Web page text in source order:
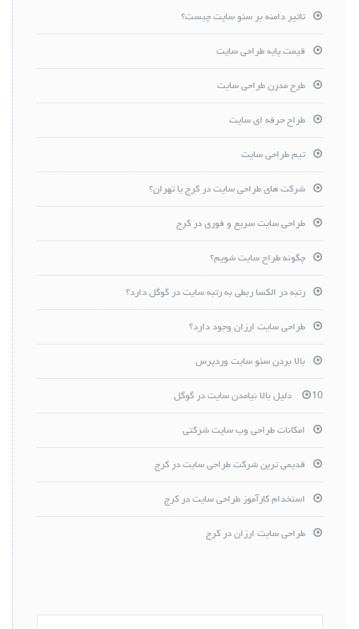
تاثیر دامنه بر سئو سایت چیست؟
قیمت پایه طراحی سایت
طرح مدرن طراحی سایت
طراح حرفه ای سایت
تیم طراحی سایت
شرکت های طراحی سایت در کرج یا تهران؟
طراحی سایت سریع و فوری در کرج
چگونه طراح سایت شویم؟
رتبه در الکسا ربطی به رتبه سایت در گوگل دارد؟
طراحی سایت ارزان وجود دارد؟
بالا بردن سئو سایت وردپرس
10 دلیل بالا نیامدن سایت در گوگل
امکانات طراحی وب سایت شرکتی
قدیمی ترین شرکت طراحی سایت در کرج
استخدام کارآموز طراحی سایت در کرج
طراحی سایت ارزان در کرج